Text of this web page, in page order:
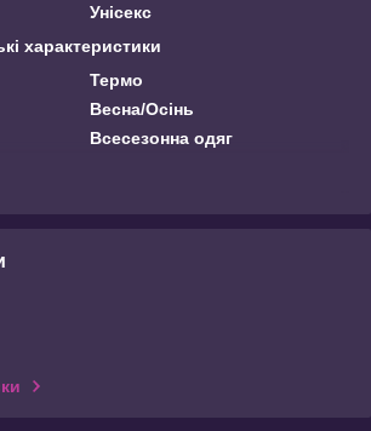
Унісекс
характеристики
Термо
Весна/Осінь
Всесезонна одяг